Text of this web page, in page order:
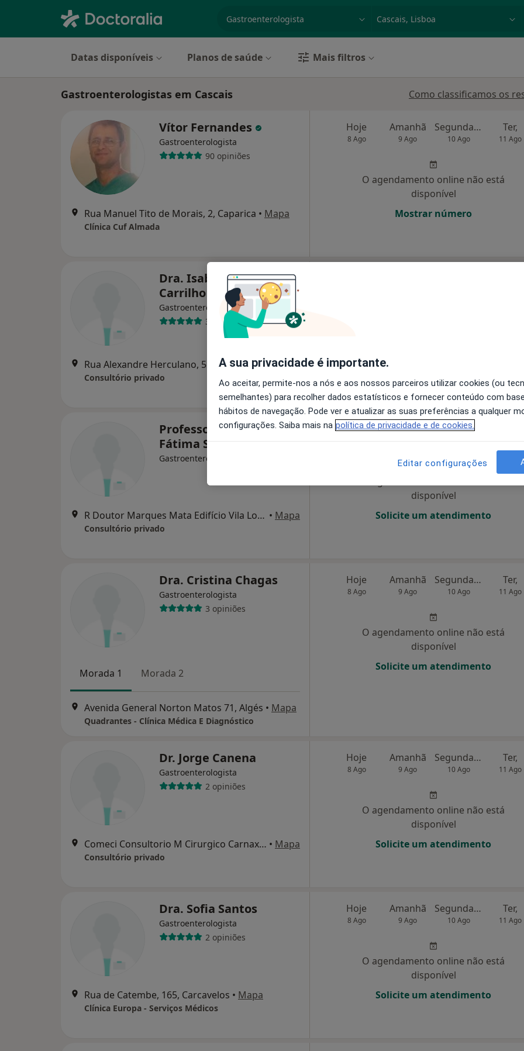
Datas disponíveis Planos de saúde Mais filtros
Gastroenterologistas em Cascais Como classificamos os
Vítor Fernandes
Gastroenterologista
90 opiniões
Rua Manuel Tito de Morais, 2, Caparica • Mapa
Clínica Cuf Almada
Hoje
8 Ago
Amanhã
9 Ago
Segunda-feira
10 Ago
Ter,
11 Ago
O agendamento online não está
disponível
Mostrar número
Dra. Isabel Magalhães
Carrilho
Gastroenterologista
3 opiniões
Rua Alexandre Herculano, 5 - 1º, Cascais •Mapa
Consultório privado
Solicite um atendimento
Professora Doutora-
Fátima Serejo
Gastroenterologista
R Doutor Marques Mata Edifício Vila Louise-lj 17, Carcavelos • Mapa
Consultório privado
Hoje Amanhã Segunda-feira
disponível
Solicite um atendimento
Dra. Cristina Chagas
Gastroenterologista
3 opiniões
Morada 1 Morada 2
Avenida General Norton Matos 71, Algés • Mapa
Quadrantes - Clínica Médica E Diagnóstico
Hoje
8 Ago
Amanhã
9 Ago
Segunda-feira
10 Ago
Ter,
11 Ago
O agendamento online não está
disponível
Solicite um atendimento
Dr. Jorge Canena
Gastroenterologista
2 opiniões
Comeci Consultorio M Cirurgico Carnaxide R Alm Cesar Augusto C Rodrigues 4 1 Esq, Linda A Velha • Mapa
Consultório privado
Hoje
8 Ago
Amanhã
9 Ago
Segunda-feira
10 Ago
Ter,
11 Ago
O agendamento online não está
disponível
Solicite um atendimento
Dra. Sofia Santos
Gastroenterologista
2 opiniões
Rua de Catembe, 165, Carcavelos • Mapa
Clínica Europa - Serviços Médicos
Hoje
8 Ago
Amanhã
9 Ago
Segunda-feira
10 Ago
Ter,
11 Ago
O agendamento online não está
disponível
Solicite um atendimento
A sua privacidade é importante.
Ao aceitar, permite-nos a nós e aos nossos parceiros utilizar cookies (ou
semelhantes) para recolher dados estatísticos e fornecer conteúdo com
hábitos de navegação. Pode ver e atualizar as suas preferências a qualquer
configurações. Saiba mais na política de privacidade e de cookies.
Editar configurações